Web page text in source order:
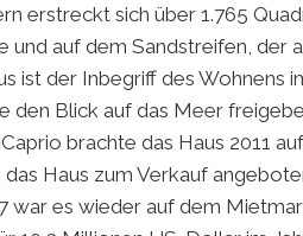
erstreckt sich über 1.765
und auf dem Sandstreifen, der
ist der Inbegriff des Wohnens
den Blick auf das Meer
brachte das Haus 2011
das Haus zum Verkauf
war es wieder auf dem